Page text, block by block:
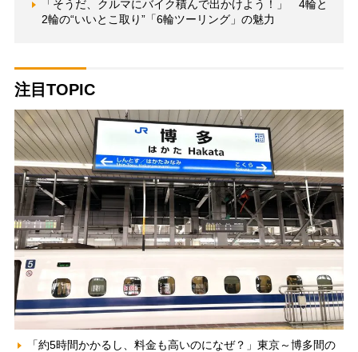
「そうだ、クルマにバイク積んで出かけよう！」 4輪と
2輪の“いいとこ取り”「6輪ツーリング」の魅力
注目TOPIC
「約5時間かかるし、料金も高いのになぜ？」東京～博多間の